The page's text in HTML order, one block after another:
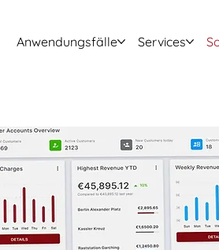
Anwen­dungs­fälle Services